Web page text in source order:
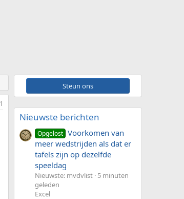
Steun ons
Nieuwste berichten
Opgelost Voorkomen van
meer wedstrijden als dat er
tafels zijn op dezelfde
speeldag
Nieuwste: mvdvlist 5 minuten
geleden
Excel